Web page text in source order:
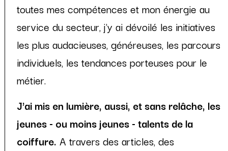
toutes mes compétences et mon énergie au
service du secteur, j'y ai dévoilé les initiatives
les plus audacieuses, généreuses, les parcours
individuels, les tendances porteuses pour le
métier.
J'ai mis en lumière, aussi, et sans relâche, les
jeunes - ou moins jeunes - talents de la
coiffure. A travers des articles, des